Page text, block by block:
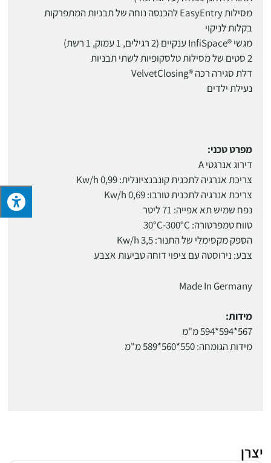
מסילות EasyEntry להכנסה נוחה של תבניות המתפרקות
בקלות לניקוי
מגשי ®InfiSpace ענקיים (2 רגילים, 1 עמוק, 1 רשת)
2 סטים של מסילות טלסקופיות לשתי תבניות
דלת סגירה רכה ®VelvetClosing
נעילת ילדים
מפרט טכני:
דירוג אנרגטי A
צריכת אנרגיה לתכנית קונבנציונלית: 0,99 Kw/h
צריכת אנרגיה לתכנית טורבו: 0,69 Kw/h
נפח שמיש תא אפייה: 71 ליטר
טווח טמפרטורה: 30°C-300°C
הספק מקסימלי של התנור: 3,5 Kw/h
צבע: נירוסטה עם ציפוי דוחה טביעות אצבע
Made In Germany
מידות:
567*594*594 מ"מ
מידות הגומחה: 550*560*589 מ"מ
יצרן